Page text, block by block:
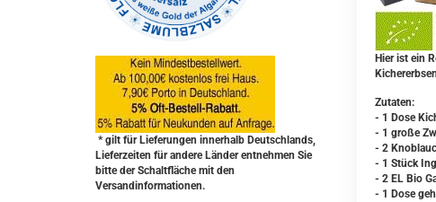
Hier ist ein
Zutaten:
- 1 Dose
- 1 große
- 2
- 1 Stück
- 2 EL Bio
- 1 Dose
* gilt für Lieferungen innerhalb Deutschlands,
Lieferzeiten für andere Länder entnehmen Sie
bitte der Schaltfläche mit den
Versandinformationen.